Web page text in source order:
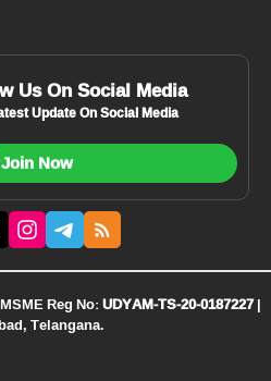
Us On Social Media
Update On Social Media
Join Now
Reg No:UDYAM-TS-20-0187227|
Telangana.